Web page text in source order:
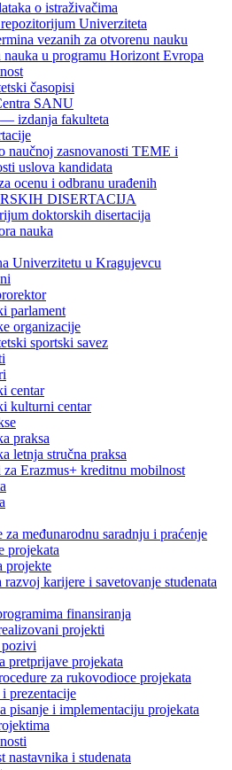
o istraživačima
Univerziteta
vezanih za otvorenu nauku
nauka u programu Horizont Evropa
časopisi
SANU
izdanja fakulteta
naučnoj zasnovanosti TEME i
uslova kandidata
ocenu i odbranu urađenih
DISERTACIJA
doktorskih disertacija
nauka
Univerzitetu u Kragujevcu
parlament
organizacije
sportski savez
centar
kulturni centar
praksa
letnja stručna praksa
Erazmus+ kreditnu mobilnost
za međunarodnu saradnju i praćenje
projekata
projekte
razvoj karijere i savetovanje studenata
finansiranja
projekti
pretprijave projekata
za rukovodioce projekata
prezentacije
pisanje i implementaciju projekata
nastavnika i studenata